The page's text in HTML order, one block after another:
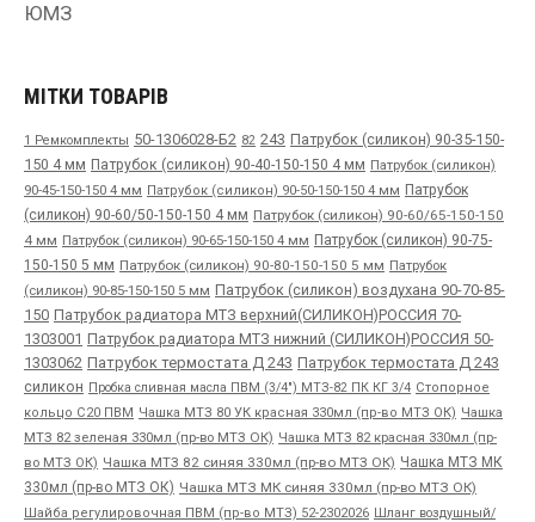
ЮМЗ
МІТКИ ТОВАРІВ
1 Ремкомплекты 50-1306028-Б2 82 243 Патрубок (силикон) 90-35-150-
150 4 мм Патрубок (силикон) 90-40-150-150 4 мм Патрубок (силикон)
90-45-150-150 4 мм Патрубок (силикон) 90-50-150-150 4 мм Патрубок
(силикон) 90-60/50-150-150 4 мм Патрубок (силикон) 90-60/65-150-150
4 мм Патрубок (силикон) 90-65-150-150 4 мм Патрубок (силикон) 90-75-
150-150 5 мм Патрубок (силикон) 90-80-150-150 5 мм Патрубок
(силикон) 90-85-150-150 5 мм Патрубок (силикон) воздухана 90-70-85-
150 Патрубок радиатора МТЗ верхний(СИЛИКОН)РОССИЯ 70-
1303001 Патрубок радиатора МТЗ нижний (СИЛИКОН)РОССИЯ 50-
1303062 Патрубок термостата Д 243 Патрубок термостата Д 243
силикон Пробка сливная масла ПВМ (3/4") МТЗ-82 ПК КГ 3/4 Стопорное
кольцо С20 ПВМ Чашка МТЗ 80 УК красная 330мл (пр-во МТЗ ОК) Чашка
МТЗ 82 зеленая 330мл (пр-во МТЗ ОК) Чашка МТЗ 82 красная 330мл (пр-
во МТЗ ОК) Чашка МТЗ 82 синяя 330мл (пр-во МТЗ ОК) Чашка МТЗ МК
330мл (пр-во МТЗ ОК) Чашка МТЗ МК синяя 330мл (пр-во МТЗ ОК)
Шайба регулировочная ПВМ (пр-во МТЗ) 52-2302026 Шланг воздушный/